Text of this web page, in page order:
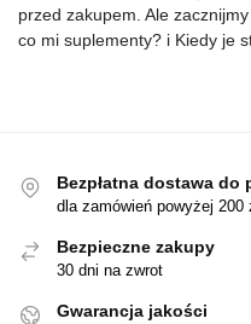
przed zakupem. Ale
co mi suplementy? i Kiedy je
Bezpłatna dostawa do
dla zamówień powyżej 200
Bezpieczne zakupy
30 dni na zwrot
Gwarancja jakości